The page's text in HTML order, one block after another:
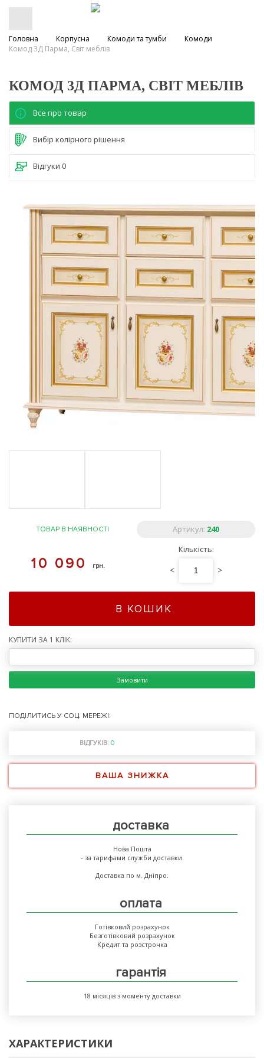
Головна Корпусна Комоди та тумби
Комоди
Комод 3Д Парма, Світ меблів
КОМОД 3Д ПАРМА, СВІТ МЕБЛІВ
Все про товар
Вибір колірного рішення
Відгуки 0
ТОВАР В НАЯВНОСТІ Артикул: 240
10 090 грн.
Кількість:
< >
В КОШИК
КУПИТИ ЗА 1 КЛІК:
Замовити
ПОДІЛИТИСЬ У СОЦ. МЕРЕЖІ:
ВІДГУКІВ: 0
ВАША ЗНИЖКА
доставка
Нова Пошта
- за тарифами служби доставки.
Доставка по м. Дніпро.
оплата
Готівковий розрахунок
Безготівковий розрахунок
Кредит та розстрочка
гарантія
18 місяців з моменту доставки
ХАРАКТЕРИСТИКИ